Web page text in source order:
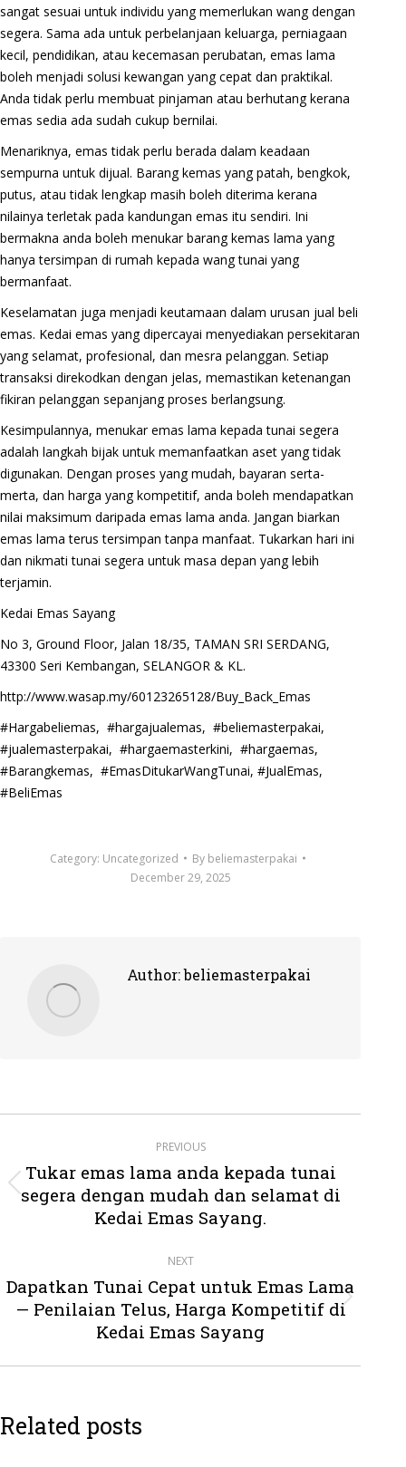
sangat sesuai untuk individu yang memerlukan wang dengan
segera. Sama ada untuk perbelanjaan keluarga, perniagaan
kecil, pendidikan, atau kecemasan perubatan, emas lama
boleh menjadi solusi kewangan yang cepat dan praktikal.
Anda tidak perlu membuat pinjaman atau berhutang kerana
emas sedia ada sudah cukup bernilai.
Menariknya, emas tidak perlu berada dalam keadaan
sempurna untuk dijual. Barang kemas yang patah, bengkok,
putus, atau tidak lengkap masih boleh diterima kerana
nilainya terletak pada kandungan emas itu sendiri. Ini
bermakna anda boleh menukar barang kemas lama yang
hanya tersimpan di rumah kepada wang tunai yang
bermanfaat.
Keselamatan juga menjadi keutamaan dalam urusan jual beli
emas. Kedai emas yang dipercayai menyediakan persekitaran
yang selamat, profesional, dan mesra pelanggan. Setiap
transaksi direkodkan dengan jelas, memastikan ketenangan
fikiran pelanggan sepanjang proses berlangsung.
Kesimpulannya, menukar emas lama kepada tunai segera
adalah langkah bijak untuk memanfaatkan aset yang tidak
digunakan. Dengan proses yang mudah, bayaran serta-
merta, dan harga yang kompetitif, anda boleh mendapatkan
nilai maksimum daripada emas lama anda. Jangan biarkan
emas lama terus tersimpan tanpa manfaat. Tukarkan hari ini
dan nikmati tunai segera untuk masa depan yang lebih
terjamin.
Kedai Emas Sayang
No 3, Ground Floor, Jalan 18/35, TAMAN SRI SERDANG,
43300 Seri Kembangan, SELANGOR & KL.
http://www.wasap.my/60123265128/Buy_Back_Emas
#Hargabeliemas, #hargajualemas, #beliemasterpakai,
#jualemasterpakai, #hargaemasterkini, #hargaemas,
#Barangkemas, #EmasDitukarWangTunai, #JualEmas,
#BeliEmas
Category: Uncategorized By beliemasterpakai
December 29, 2025
Author:beliemasterpakai
navigation
PREVIOUS
Previous
post:
Tukar emas lama anda kepada tunai
segera dengan mudah dan selamat di
Kedai Emas Sayang.
NEXT
Next
post:
Dapatkan Tunai Cepat untuk Emas Lama
— Penilaian Telus, Harga Kompetitif di
Kedai Emas Sayang
Related posts